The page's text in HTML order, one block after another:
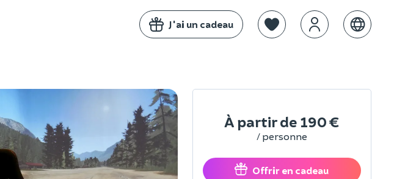
J'ai un cadeau
À partir de 190 €
/ personne
Offrir en cadeau